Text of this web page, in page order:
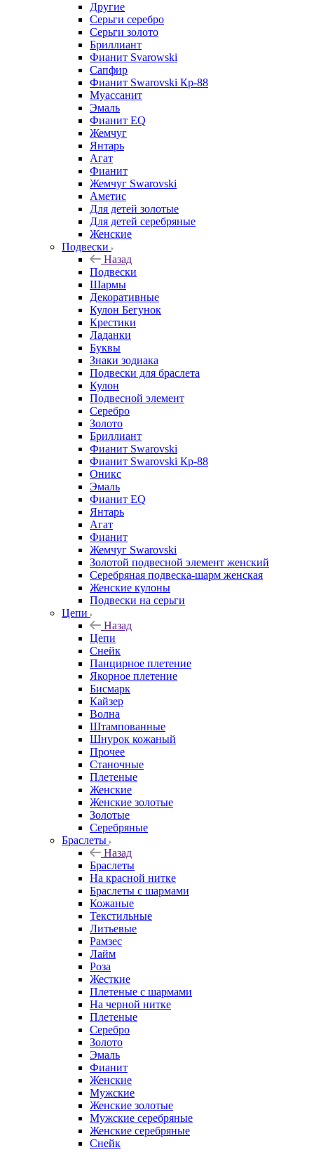
Другие
Серьги серебро
Серьги золото
Бриллиант
Фианит Svarowski
Сапфир
Фианит Swarovski Кр-88
Муассанит
Эмаль
Фианит EQ
Жемчуг
Янтарь
Агат
Фианит
Жемчуг Swarovski
Аметис
Для детей золотые
Для детей серебряные
Женские
Подвески
Назад
Подвески
Шармы
Декоративные
Кулон Бегунок
Крестики
Ладанки
Буквы
Знаки зодиака
Подвески для браслета
Кулон
Подвесной элемент
Серебро
Золото
Бриллиант
Фианит Swarovski
Фианит Swarovski Кр-88
Оникс
Эмаль
Фианит EQ
Янтарь
Агат
Фианит
Жемчуг Swarovski
Золотой подвесной элемент женcкий
Серебряная подвеска-шарм женская
Женские кулоны
Подвески на серьги
Цепи
Назад
Цепи
Снейк
Панцирное плетение
Якорное плетение
Бисмарк
Кайзер
Волна
Штампованные
Шнурок кожаный
Прочее
Станочные
Плетеные
Женские
Женские золотые
Золотые
Серебряные
Браслеты
Назад
Браслеты
На красной нитке
Браслеты с шармами
Кожаные
Текстильные
Литьевые
Рамзес
Лайм
Роза
Жесткие
Плетеные с шармами
На черной нитке
Плетеные
Серебро
Золото
Эмаль
Фианит
Женские
Мужские
Женские золотые
Мужские серебряные
Женские серебряные
Снейк